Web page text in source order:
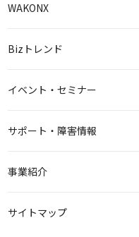
WAKONX
Bizトレンド
イベント・セミナー
サポート・障害情報
事業紹介
サイトマップ